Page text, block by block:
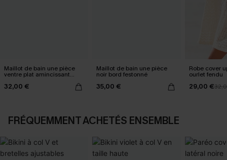
Maillot de bain une pièce
ventre plat amincissant
32,00 €
Maillot de bain une pièce
noir bord festonné
35,00 €
Robe cover
ourlet fendu
29,00 €
FRÉQUEMMENT ACHETÉS ENSEMBLE